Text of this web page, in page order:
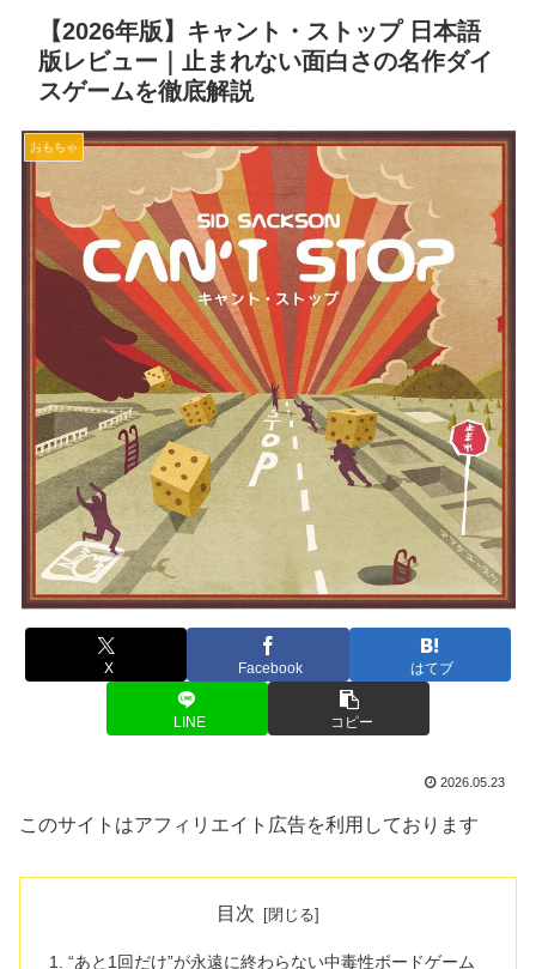
【2026年版】キャント・ストップ 日本語
版レビュー｜止まれない面白さの名作ダイ
スゲームを徹底解説
おもちゃ
X Facebook はてブ
LINE コピー
2026.05.23
このサイトはアフィリエイト広告を利用しております
目次
“あと1回だけ”が永遠に終わらない中毒性ボードゲーム